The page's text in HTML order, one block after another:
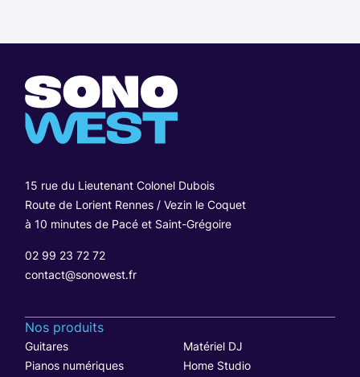
15 rue du Lieutenant Colonel Dubois
Route de Lorient Rennes / Vezin le Coquet
à 10 minutes de Pacé et Saint-Grégoire
02 99 23 72 72
contact@sonowest.fr
Nos produits
Guitares
Matériel DJ
Pianos numériques
Home Studio